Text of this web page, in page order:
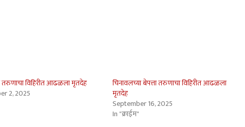
तरुणाचा विहिरीत आढळला मृतदेह
2, 2025
चिनावलच्या बेपत्ता तरुणाचा विहिरीत आढळला
मृतदेह
September 16, 2025
In "क्राईम"